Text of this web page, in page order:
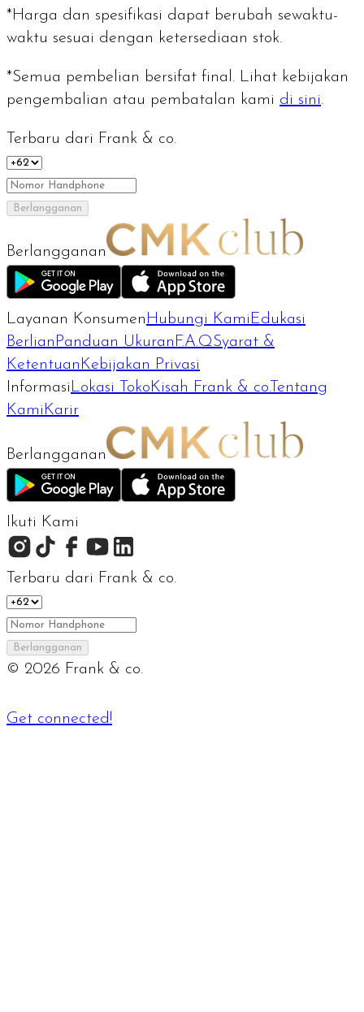
*Harga dan spesifikasi dapat berubah sewaktu-
waktu sesuai dengan ketersediaan stok.
*Semua pembelian bersifat final. Lihat kebijakan
pengembalian atau pembatalan kami di sini.
Terbaru dari Frank & co.
Berlangganan
Berlangganan
Layanan Konsumen Hubungi Kami Edukasi
Berlian Panduan Ukuran F.A.QSyarat &
Ketentuan Kebijakan Privasi
Informasi Lokasi Toko Kisah Frank & co.Tentang
Kami Karir
Berlangganan
Ikuti Kami
Terbaru dari Frank & co.
Berlangganan
© 2026 Frank & co.
Get connected!